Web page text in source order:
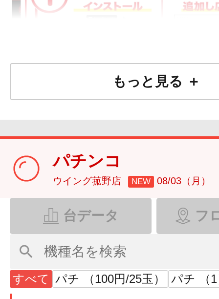
もっと見る ＋
パチンコ
ウイング菰野店 NEW 08/03（月）
台データ フ
すべて パチ （100円/25玉） パチ （